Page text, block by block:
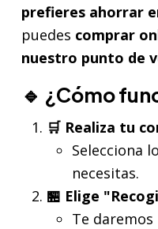
prefieres ahorrar
puedes comprar
nuestro punto de
🔹 ¿Cómo
🛒 Realiza tu
Selecciona
necesitas.
🏪 Elige
Te daremos